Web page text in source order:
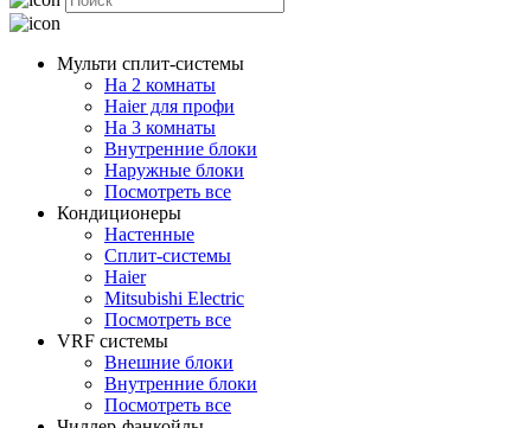
Мульти сплит-системы
На 2 комнаты
Haier для профи
На 3 комнаты
Внутренние блоки
Наружные блоки
Посмотреть все
Кондиционеры
Настенные
Сплит-системы
Haier
Mitsubishi Electric
Посмотреть все
VRF системы
Внешние блоки
Внутренние блоки
Посмотреть все